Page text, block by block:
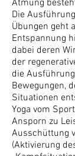
Atmung
Die
Übungen geht
Entspannung
dabei deren
der
die
Bewegungen,
Situationen
Yoga vom
Ansporn zu
Ausschüttung
(Aktivierung